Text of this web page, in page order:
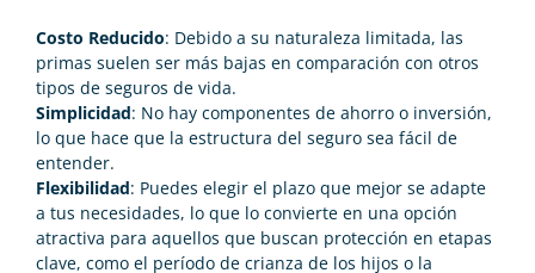
Costo Reducido: Debido a su naturaleza limitada, las
primas suelen ser más bajas en comparación con otros
tipos de seguros de vida.
Simplicidad: No hay componentes de ahorro o inversión,
lo que hace que la estructura del seguro sea fácil de
entender.
Flexibilidad: Puedes elegir el plazo que mejor se adapte
a tus necesidades, lo que lo convierte en una opción
atractiva para aquellos que buscan protección en etapas
clave, como el período de crianza de los hijos o la